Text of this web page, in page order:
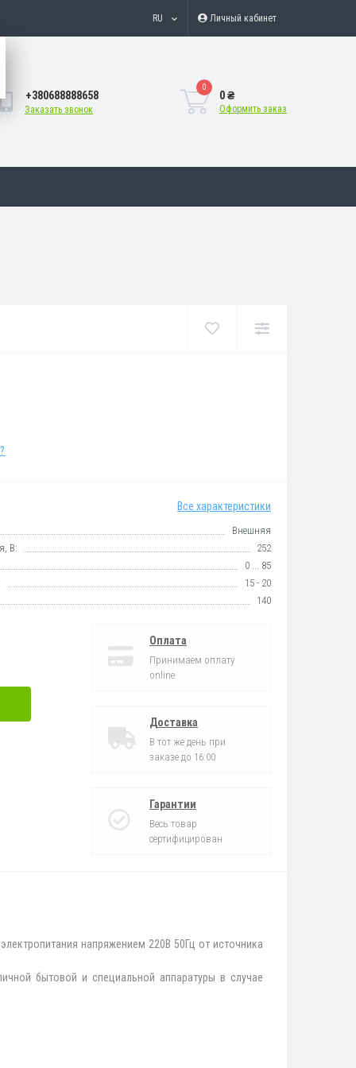
RU Личный кабинет
+380688888658
Заказать звонок
0
0 ₴
Оформить заказ
Все характеристики
Внешняя
В:
252
0 ... 85
15 - 20
140
Оплата
Принимаем оплату
online
Доставка
В тот же день при
заказе до 16:00
Гарантии
Весь товар
сертифицирован
напряжением 220В 50Гц от источника
бытовой и специальной аппаратуры в случае